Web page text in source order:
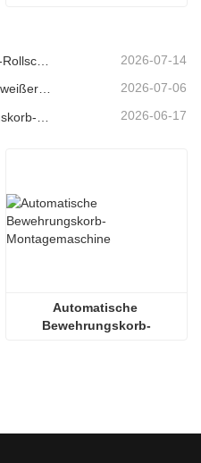
2026-07-14
Für Australien bestimmter Schweißer für Bewehrungskörbe 2026-07-06
2026-06-17
Automatische
Bewehrungskorb-